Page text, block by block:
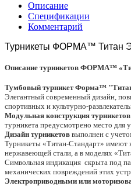
Описание
Спецификации
Комментарий
Турникеты ФОРМА™ Титан
Описание турникетов ФОРМА™
Тумбовый турникет Форма™
Элегантный современный дизайн,
спортивных и культурно-
Модульная конструкция турникетов
турникета предусмотрено место для
Дизайн турникетов выполнен с
Турникеты «Титан-Стандарт» имеют
нержавеющей стали, а в моделях
Символьная индикация скрыта под
механических повреждений этих
Электроприводными или